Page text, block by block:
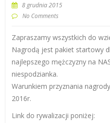
8 grudnia 2015
No Comments
Zapraszamy wszystkich do
Nagrodą jest pakiet startowy
najlepszego mężczyzny na
niespodzianka.
Warunkiem przyznania
2016r.
Link do rywalizacji poniżej: